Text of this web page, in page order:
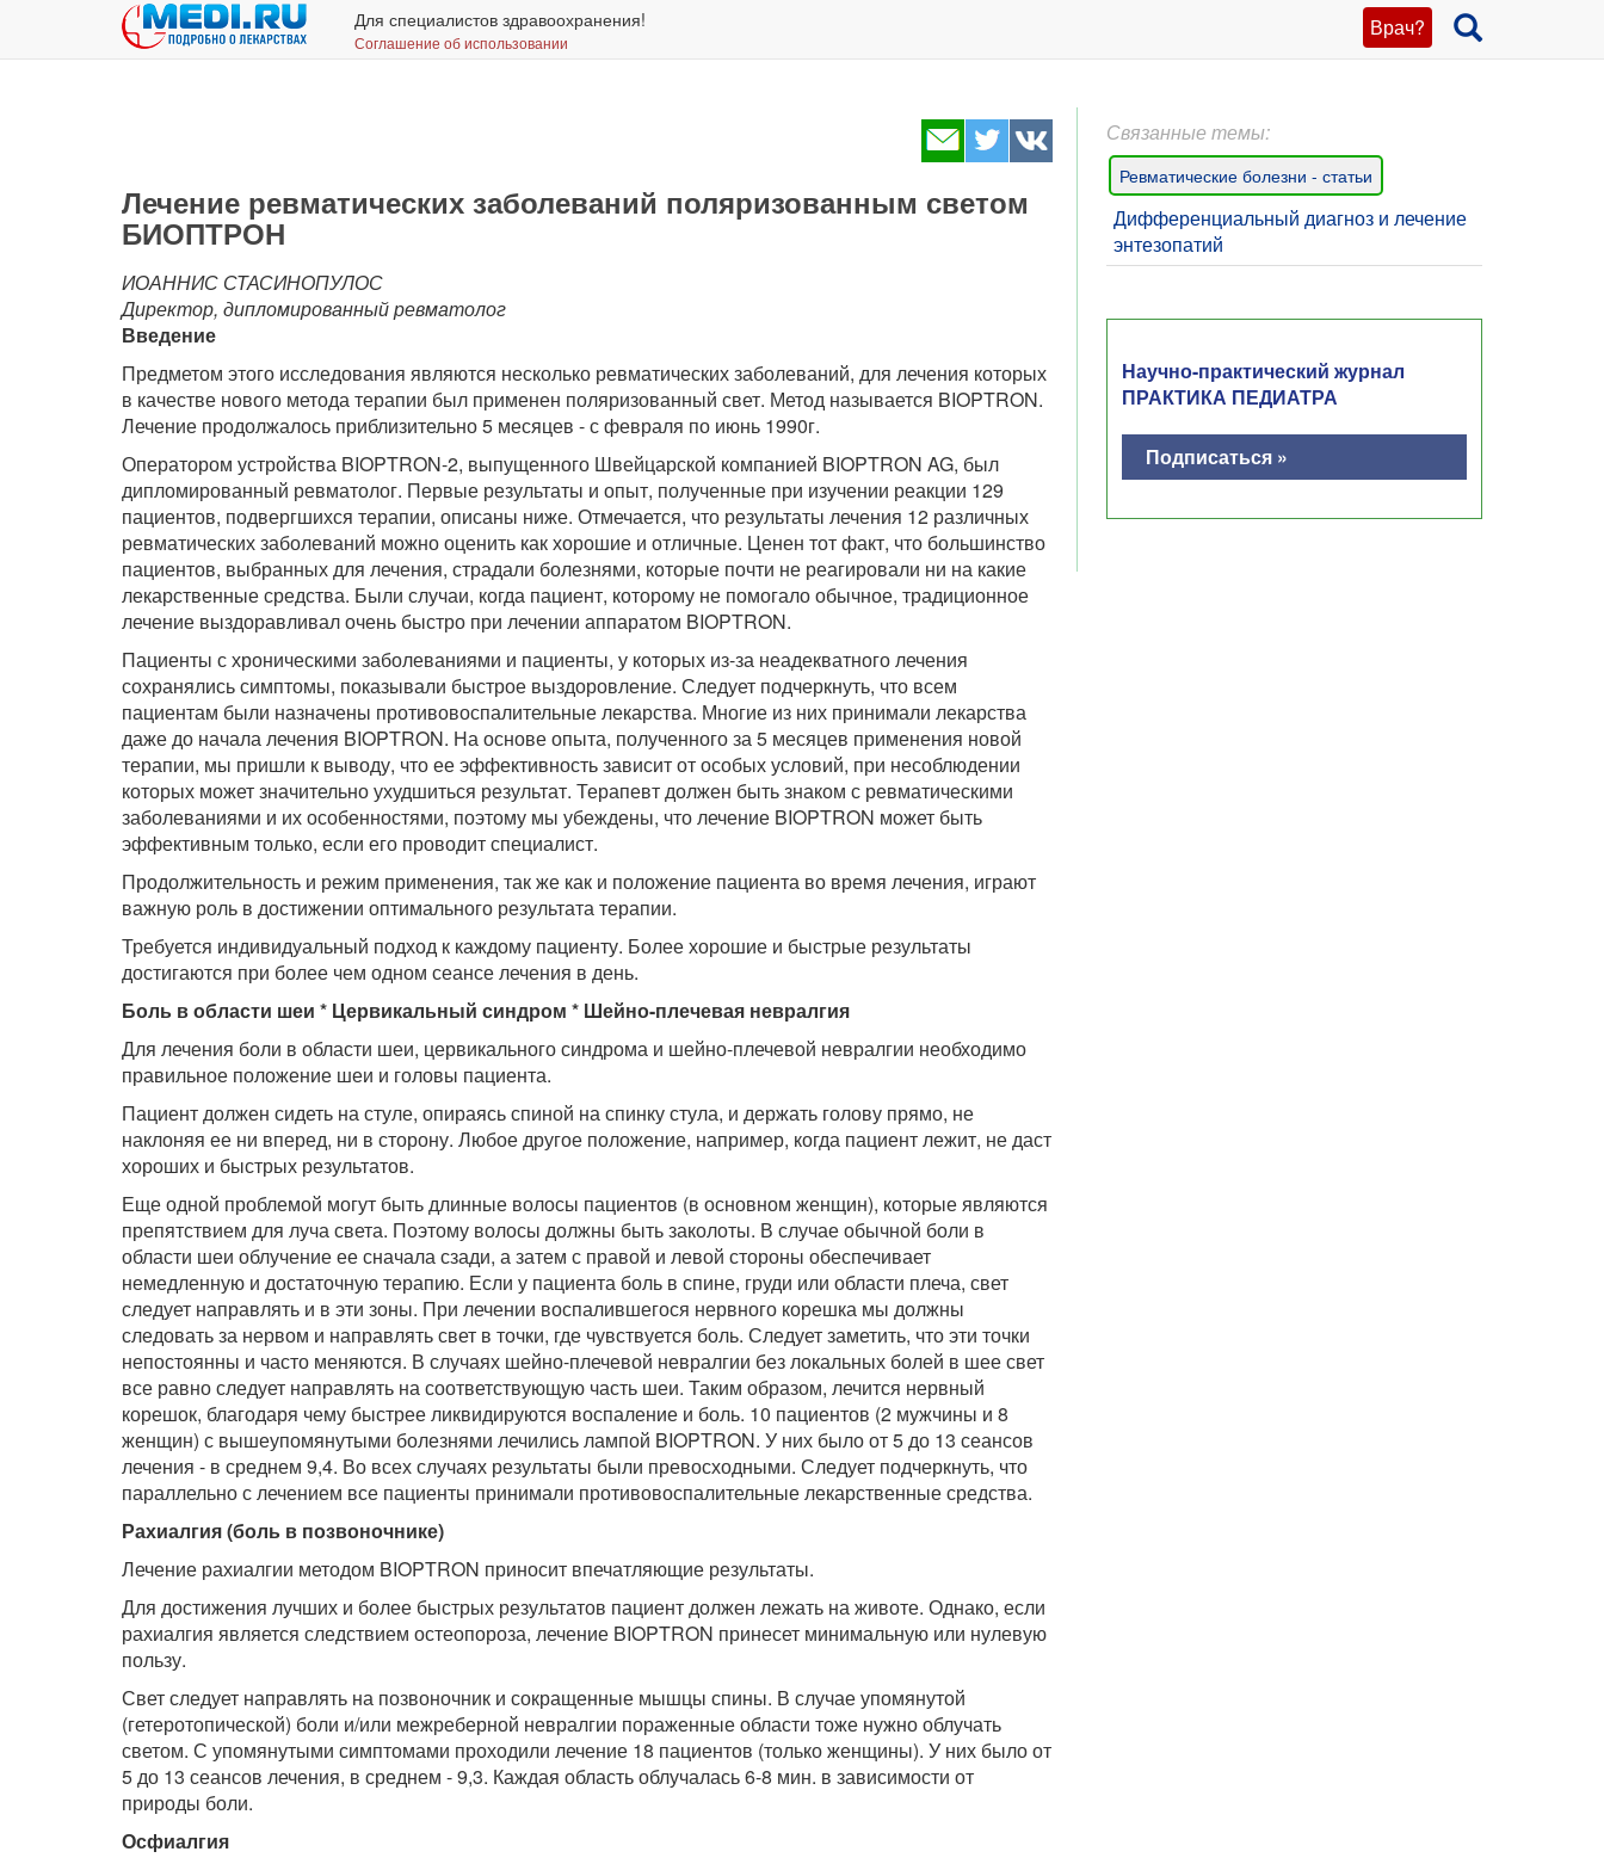
Врач?
Для специалистов здравоохранения!
Соглашение об использовании
Лечение ревматических заболеваний поляризованным светом
БИОПТРОН
ИОАННИС СТАСИНОПУЛОС
Директор, дипломированный ревматолог
Введение
Предметом этого исследования являются несколько ревматических заболеваний, для лечения которых
в качестве нового метода терапии был применен поляризованный свет. Метод называется BIOPTRON.
Лечение продолжалось приблизительно 5 месяцев - с февраля по июнь 1990г.
Оператором устройства BIOPTRON-2, выпущенного Швейцарской компанией BIOPTRON AG, был
дипломированный ревматолог. Первые результаты и опыт, полученные при изучении реакции 129
пациентов, подвергшихся терапии, описаны ниже. Отмечается, что результаты лечения 12 различных
ревматических заболеваний можно оценить как хорошие и отличные. Ценен тот факт, что большинство
пациентов, выбранных для лечения, страдали болезнями, которые почти не реагировали ни на какие
лекарственные средства. Были случаи, когда пациент, которому не помогало обычное, традиционное
лечение выздоравливал очень быстро при лечении аппаратом BIOPTRON.
Пациенты с хроническими заболеваниями и пациенты, у которых из-за неадекватного лечения
сохранялись симптомы, показывали быстрое выздоровление. Следует подчеркнуть, что всем
пациентам были назначены противовоспалительные лекарства. Многие из них принимали лекарства
даже до начала лечения BIOPTRON. На основе опыта, полученного за 5 месяцев применения новой
терапии, мы пришли к выводу, что ее эффективность зависит от особых условий, при несоблюдении
которых может значительно ухудшиться результат. Терапевт должен быть знаком с ревматическими
заболеваниями и их особенностями, поэтому мы убеждены, что лечение BIOPTRON может быть
эффективным только, если его проводит специалист.
Продолжительность и режим применения, так же как и положение пациента во время лечения, играют
важную роль в достижении оптимального результата терапии.
Требуется индивидуальный подход к каждому пациенту. Более хорошие и быстрые результаты
достигаются при более чем одном сеансе лечения в день.
Боль в области шеи * Цервикальный синдром * Шейно-плечевая невралгия
Для лечения боли в области шеи, цервикального синдрома и шейно-плечевой невралгии необходимо
правильное положение шеи и головы пациента.
Пациент должен сидеть на стуле, опираясь спиной на спинку стула, и держать голову прямо, не
наклоняя ее ни вперед, ни в сторону. Любое другое положение, например, когда пациент лежит, не даст
хороших и быстрых результатов.
Еще одной проблемой могут быть длинные волосы пациентов (в основном женщин), которые являются
препятствием для луча света. Поэтому волосы должны быть заколоты. В случае обычной боли в
области шеи облучение ее сначала сзади, а затем с правой и левой стороны обеспечивает
немедленную и достаточную терапию. Если у пациента боль в спине, груди или области плеча, свет
следует направлять и в эти зоны. При лечении воспалившегося нервного корешка мы должны
следовать за нервом и направлять свет в точки, где чувствуется боль. Следует заметить, что эти точки
непостоянны и часто меняются. В случаях шейно-плечевой невралгии без локальных болей в шее свет
все равно следует направлять на соответствующую часть шеи. Таким образом, лечится нервный
корешок, благодаря чему быстрее ликвидируются воспаление и боль. 10 пациентов (2 мужчины и 8
женщин) с вышеупомянутыми болезнями лечились лампой BIOPTRON. У них было от 5 до 13 сеансов
лечения - в среднем 9,4. Во всех случаях результаты были превосходными. Следует подчеркнуть, что
параллельно с лечением все пациенты принимали противовоспалительные лекарственные средства.
Рахиалгия (боль в позвоночнике)
Лечение рахиалгии методом BIOPTRON приносит впечатляющие результаты.
Для достижения лучших и более быстрых результатов пациент должен лежать на животе. Однако, если
рахиалгия является следствием остеопороза, лечение BIOPTRON принесет минимальную или нулевую
пользу.
Свет следует направлять на позвоночник и сокращенные мышцы спины. В случае упомянутой
(гетеротопической) боли и/или межреберной невралгии пораженные области тоже нужно облучать
светом. С упомянутыми симптомами проходили лечение 18 пациентов (только женщины). У них было от
5 до 13 сеансов лечения, в среднем - 9,3. Каждая область облучалась 6-8 мин. в зависимости от
природы боли.
Осфиалгия
Связанные темы:
Ревматические болезни - статьи
Дифференциальный диагноз и лечение
энтезопатий
Научно-практический журнал
ПРАКТИКА ПЕДИАТРА
Подписаться »